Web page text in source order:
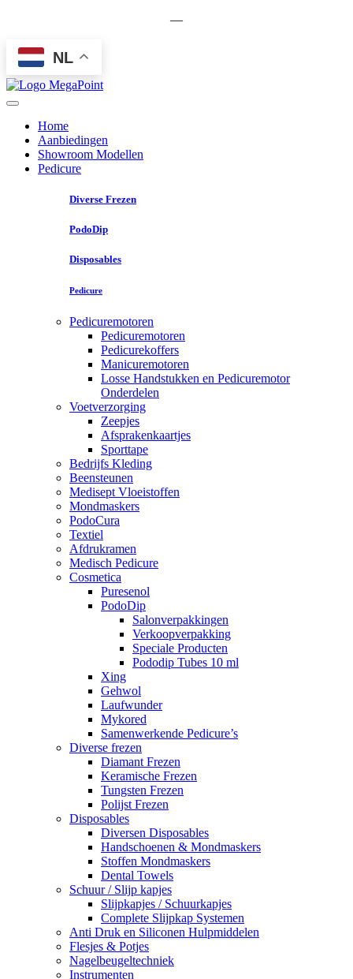
—
NL
Home
Aanbiedingen
Showroom Modellen
Pedicure
Diverse Frezen
PodoDip
Disposables
Pedicure
Pedicuremotoren
Pedicuremotoren
Pedicurekoffers
Manicuremotoren
Losse Handstukken en Pedicuremotor
Onderdelen
Voetverzorging
Zeepjes
Afsprakenkaartjes
Sporttape
Bedrijfs Kleding
Beensteunen
Medisept Vloeistoffen
Mondmaskers
PodoCura
Textiel
Afdrukramen
Medisch Pedicure
Cosmetica
Puresenol
PodoDip
Salonverpakkingen
Verkoopverpakking
Speciale Producten
Pododip Tubes 10 ml
Xing
Gehwol
Laufwunder
Mykored
Samenwerkende Pedicure’s
Diverse frezen
Diamant Frezen
Keramische Frezen
Tungsten Frezen
Polijst Frezen
Disposables
Diversen Disposables
Handschoenen & Mondmaskers
Stoffen Mondmaskers
Dental Towels
Schuur / Slijp kapjes
Slijpkapjes / Schuurkapjes
Complete Slijpkap Systemen
Anti Druk en Siliconen Hulpmiddelen
Flesjes & Potjes
Nagelbeugeltechniek
Instrumenten